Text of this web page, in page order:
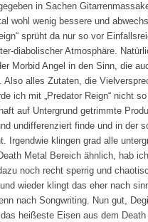
in Sachen
wohl wenig bessere und
sprüht da nur so vor
diabolischer Atmosphäre.
Morbid Angel in den Sinn, die
Also alles Zutaten, die
ich mit „Predator Reign“ nicht
auf Untergrund getrimmte
undifferenziert finde und in der
Irgendwie klingen grad alle
Metal Bereich ähnlich, hab
noch recht sperrig und
wieder klingt das eher nach
nach Songwriting. Nun gut,
heißeste Eisen aus dem